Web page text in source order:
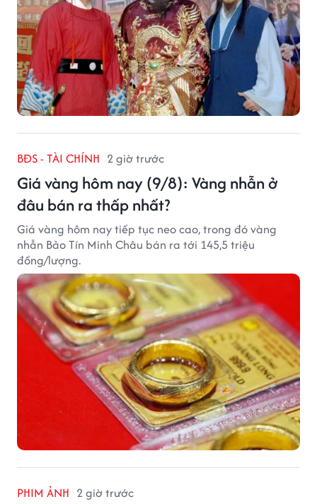
BĐS - TÀI CHÍNH 2 giờ trước
Giá vàng hôm nay (9/8): Vàng nhẫn ở
đâu bán ra thấp nhất?
Giá vàng hôm nay tiếp tục neo cao, trong đó vàng
nhẫn Bảo Tín Minh Châu bán ra tới 145,5 triệu
đồng/lượng.
PHIM ẢNH 2 giờ trước